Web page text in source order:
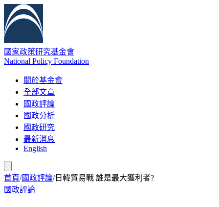
國家政策研究基金會
National Policy Foundation
關於基金會
全部文章
國政評論
國政分析
國政研究
最新消息
English
首頁/國政評論/日韓貿易戰 誰是最大獲利者?
國政評論